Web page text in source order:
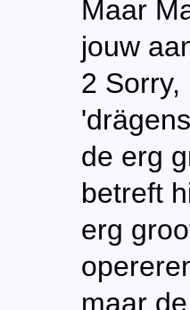
Maar
jouw
2
de erg
betreft
erg
maar